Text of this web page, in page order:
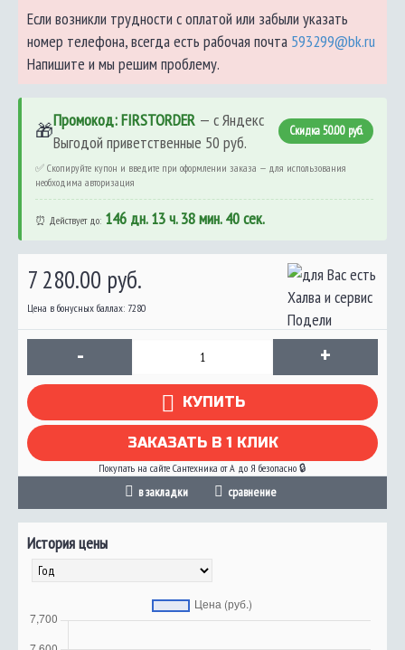
Если возникли трудности с оплатой или забыли указать
номер телефона, всегда есть рабочая почта 593299@bk.ru
Напишите и мы решим проблему.
🎁Промокод: FIRSTORDER — с Яндекс
Выгодой приветственные 50 руб.
Скидка 50.00 руб.
✅ Скопируйте купон и введите при оформлении заказа — для использования
необходима авторизация
⏰ Действует до: 146 дн. 13 ч. 38 мин. 40 сек.
7 280.00 руб.
Цена в бонусных баллах: 7280
- +
КУПИТЬ
ЗАКАЗАТЬ В 1 КЛИК
Покупать на сайте Сантехника от А до Я безопасно 🔒
в закладки сравнение
История цены